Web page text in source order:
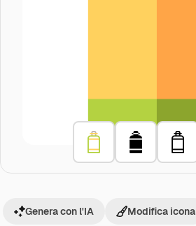
Genera con l'IA Modifica icona